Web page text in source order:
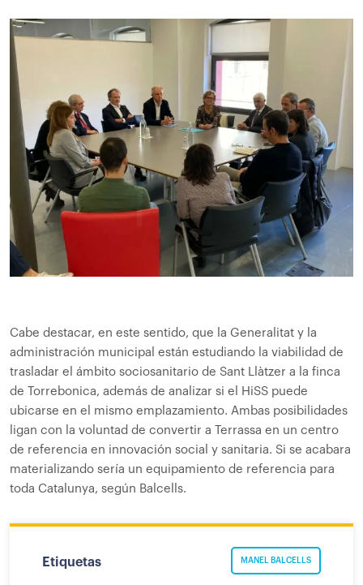
Cabe destacar, en este sentido, que la Generalitat y la
administración municipal están estudiando la viabilidad de
trasladar el ámbito sociosanitario de Sant Llàtzer a la finca
de Torrebonica, además de analizar si el HiSS puede
ubicarse en el mismo emplazamiento. Ambas posibilidades
ligan con la voluntad de convertir a Terrassa en un centro
de referencia en innovación social y sanitaria. Si se acabara
materializando sería un equipamiento de referencia para
toda Catalunya, según Balcells.
Etiquetas MANEL BALCELLS